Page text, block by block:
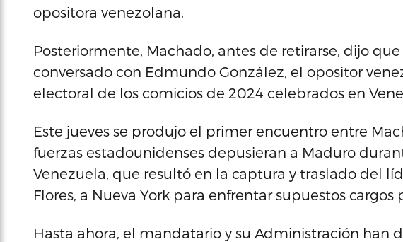
opositora venezolana.
Posteriormente, Machado, antes de retirarse, dijo
conversado con Edmundo González, el opositor
electoral de los comicios de 2024 celebrados en
Este jueves se produjo el primer encuentro entre
fuerzas estadounidenses depusieran a Maduro
Venezuela, que resultó en la captura y traslado del
Flores, a Nueva York para enfrentar supuestos cargos
Hasta ahora, el mandatario y su Administración han